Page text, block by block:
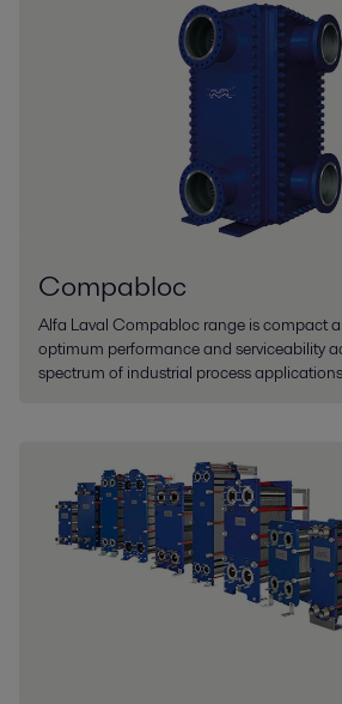
Compabloc
Alfa Laval Compabloc range is compact
optimum performance and serviceability
spectrum of industrial process